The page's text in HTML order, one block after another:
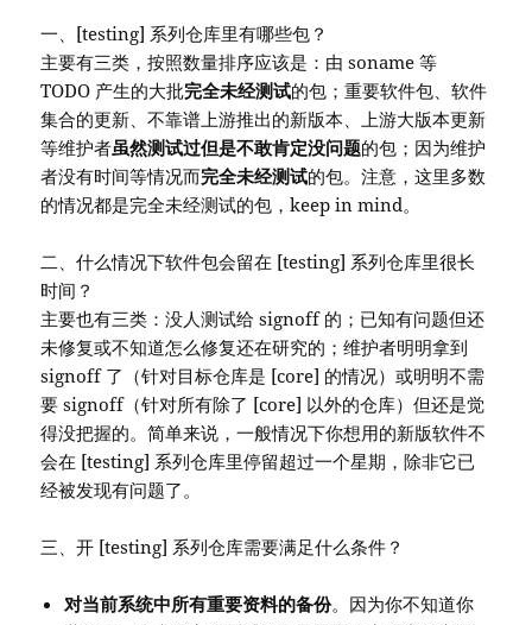
一、[testing] 系列仓库里有哪些包？
主要有三类，按照数量排序应该是：由 soname 等
TODO 产生的大批完全未经测试的包；重要软件包、软件
集合的更新、不靠谱上游推出的新版本、上游大版本更新
等维护者虽然测试过但是不敢肯定没问题的包；因为维护
者没有时间等情况而完全未经测试的包。注意，这里多数
的情况都是完全未经测试的包，keep in mind。
二、什么情况下软件包会留在 [testing] 系列仓库里很长
时间？
主要也有三类：没人测试给 signoff 的；已知有问题但还
未修复或不知道怎么修复还在研究的；维护者明明拿到
signoff 了（针对目标仓库是 [core] 的情况）或明明不需
要 signoff（针对所有除了 [core] 以外的仓库）但还是觉
得没把握的。简单来说，一般情况下你想用的新版软件不
会在 [testing] 系列仓库里停留超过一个星期，除非它已
经被发现有问题了。
三、开 [testing] 系列仓库需要满足什么条件？
对当前系统中所有重要资料的备份。因为你不知道你